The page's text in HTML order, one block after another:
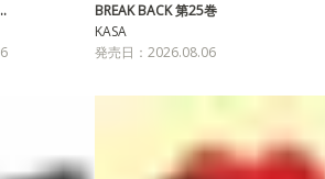
BREAK BACK 第25巻
KASA
発売日：2026.08.06